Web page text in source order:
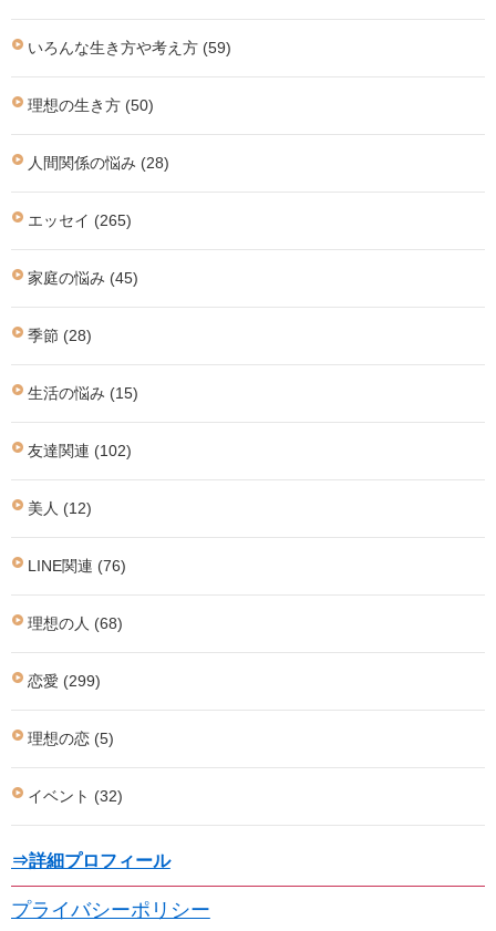
いろんな生き方や考え方 (59)
理想の生き方 (50)
人間関係の悩み (28)
エッセイ (265)
家庭の悩み (45)
季節 (28)
生活の悩み (15)
友達関連 (102)
美人 (12)
LINE関連 (76)
理想の人 (68)
恋愛 (299)
理想の恋 (5)
イベント (32)
⇒詳細プロフィール
プライバシーポリシー